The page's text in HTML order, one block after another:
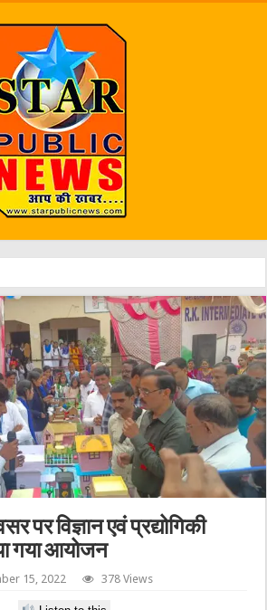
पर विज्ञान एवं प्रद्योगिकी
गया आयोजन
15, 2022 378 Views